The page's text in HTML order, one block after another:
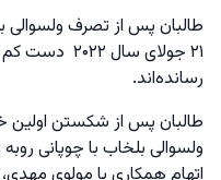
رسانده‌اند.
طالبان پس از شکستن
ولسوالی بلخاب با چوپانی